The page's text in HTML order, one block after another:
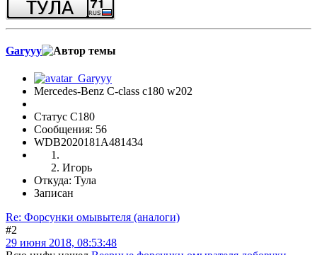
Garyyy
Mercedes-Benz C-class c180 w202
Статус C180
Сообщения: 56
WDB2020181A481434
Игорь
Откуда: Тула
Записан
Re: Форсунки омывытеля (аналоги)
#2
29 июня 2018, 08:53:48